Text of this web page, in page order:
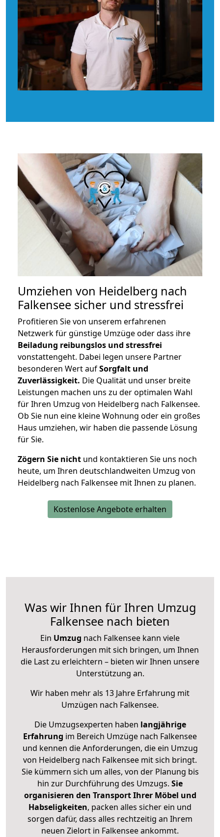
Umziehen von Heidelberg nach
Falkensee sicher und stressfrei
Profitieren Sie von unserem erfahrenen
Netzwerk für günstige Umzüge oder dass ihre
Beiladung reibungslos und stressfrei
vonstattengeht. Dabei legen unsere Partner
besonderen Wert aufSorgfalt und
Zuverlässigkeit. Die Qualität und unser breite
Leistungen machen uns zu der optimalen Wahl
für Ihren Umzug von Heidelberg nach Falkensee.
Ob Sie nun eine kleine Wohnung oder ein großes
Haus umziehen, wir haben die passende Lösung
für Sie.
Zögern Sie nicht und kontaktieren Sie uns noch
heute, um Ihren deutschlandweiten Umzug von
Heidelberg nach Falkensee mit Ihnen zu planen.
Kostenlose Angebote erhalten
Was wir Ihnen für Ihren Umzug
Falkensee nach bieten
Ein Umzug nach Falkensee kann viele
Herausforderungen mit sich bringen, um Ihnen
die Last zu erleichtern – bieten wir Ihnen unsere
Unterstützung an.
Wir haben mehr als 13 Jahre Erfahrung mit
Umzügen nach Falkensee.
Die Umzugsexperten haben langjährige
Erfahrung im Bereich Umzüge nach Falkensee
und kennen die Anforderungen, die ein Umzug
von Heidelberg nach Falkensee mit sich bringt.
Sie kümmern sich um alles, von der Planung bis
hin zur Durchführung des Umzugs. Sie
organisieren den Transport Ihrer Möbel und
Habseligkeiten, packen alles sicher ein und
sorgen dafür, dass alles rechtzeitig an Ihrem
neuen Zielort in Falkensee ankommt.